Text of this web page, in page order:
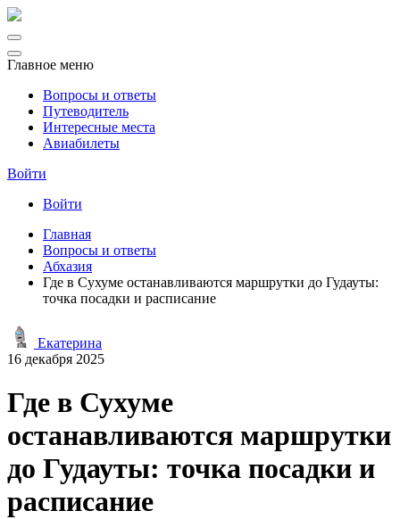
Главное меню
Вопросы и ответы
Путеводитель
Интересные места
Авиабилеты
Войти
Войти
Главная
Вопросы и ответы
Абхазия
Где в Сухуме останавливаются маршрутки до Гудауты:
точка посадки и расписание
Екатерина
16 декабря 2025
Где в Сухуме
останавливаются маршрутки
до Гудауты: точка посадки и
расписание